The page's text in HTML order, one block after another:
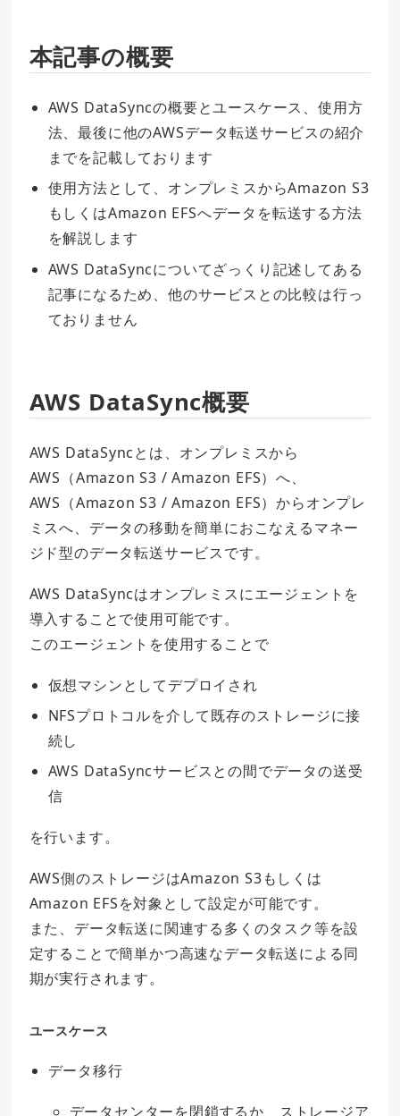
本記事の概要
AWS DataSyncの概要とユースケース、使用方
法、最後に他のAWSデータ転送サービスの紹介
までを記載しております
使用方法として、オンプレミスからAmazon S3
もしくはAmazon EFSへデータを転送する方法
を解説します
AWS DataSyncについてざっくり記述してある
記事になるため、他のサービスとの比較は行っ
ておりません
AWS DataSync概要
AWS DataSyncとは、オンプレミスから
AWS（Amazon S3 / Amazon EFS）へ、
AWS（Amazon S3 / Amazon EFS）からオンプレ
ミスへ、データの移動を簡単におこなえるマネー
ジド型のデータ転送サービスです。
AWS DataSyncはオンプレミスにエージェントを
導入することで使用可能です。
このエージェントを使用することで
仮想マシンとしてデプロイされ
NFSプロトコルを介して既存のストレージに接
続し
AWS DataSyncサービスとの間でデータの送受
信
を行います。
AWS側のストレージはAmazon S3もしくは
Amazon EFSを対象として設定が可能です。
また、データ転送に関連する多くのタスク等を設
定することで簡単かつ高速なデータ転送による同
期が実行されます。
ユースケース
データ移行
データセンターを閉鎖するか、ストレージア